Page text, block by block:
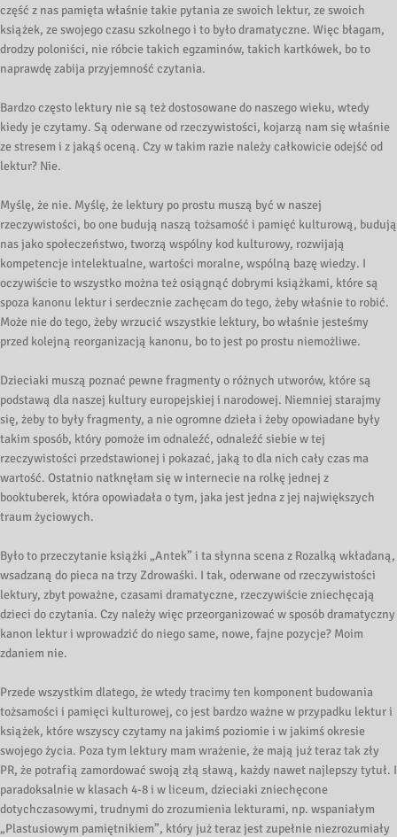
część z nas pamięta właśnie takie pytania ze swoich lektur, ze swoich
książek, ze swojego czasu szkolnego i to było dramatyczne. Więc błagam,
drodzy poloniści, nie róbcie takich egzaminów, takich kartkówek, bo to
naprawdę zabija przyjemność czytania.
Bardzo często lektury nie są też dostosowane do naszego wieku, wtedy
kiedy je czytamy. Są oderwane od rzeczywistości, kojarzą nam się właśnie
ze stresem i z jakąś oceną. Czy w takim razie należy całkowicie odejść od
lektur? Nie.
Myślę, że nie. Myślę, że lektury po prostu muszą być w naszej
rzeczywistości, bo one budują naszą tożsamość i pamięć kulturową, budują
nas jako społeczeństwo, tworzą wspólny kod kulturowy, rozwijają
kompetencje intelektualne, wartości moralne, wspólną bazę wiedzy. I
oczywiście to wszystko można też osiągnąć dobrymi książkami, które są
spoza kanonu lektur i serdecznie zachęcam do tego, żeby właśnie to robić.
Może nie do tego, żeby wrzucić wszystkie lektury, bo właśnie jesteśmy
przed kolejną reorganizacją kanonu, bo to jest po prostu niemożliwe.
Dzieciaki muszą poznać pewne fragmenty o różnych utworów, które są
podstawą dla naszej kultury europejskiej i narodowej. Niemniej starajmy
się, żeby to były fragmenty, a nie ogromne dzieła i żeby opowiadane były
takim sposób, który pomoże im odnaleźć, odnaleźć siebie w tej
rzeczywistości przedstawionej i pokazać, jaką to dla nich cały czas ma
wartość. Ostatnio natknęłam się w internecie na rolkę jednej z
booktuberek, która opowiadała o tym, jaka jest jedna z jej największych
traum życiowych.
Było to przeczytanie książki „Antek” i ta słynna scena z Rozalką wkładaną,
wsadzaną do pieca na trzy Zdrowaśki. I tak, oderwane od rzeczywistości
lektury, zbyt poważne, czasami dramatyczne, rzeczywiście zniechęcają
dzieci do czytania. Czy należy więc przeorganizować w sposób dramatyczny
kanon lektur i wprowadzić do niego same, nowe, fajne pozycje? Moim
zdaniem nie.
Przede wszystkim dlatego, że wtedy tracimy ten komponent budowania
tożsamości i pamięci kulturowej, co jest bardzo ważne w przypadku lektur i
książek, które wszyscy czytamy na jakimś poziomie i w jakimś okresie
swojego życia. Poza tym lektury mam wrażenie, że mają już teraz tak zły
PR, że potrafią zamordować swoją złą sławą, każdy nawet najlepszy tytuł. I
paradoksalnie w klasach 4-8 i w liceum, dzieciaki zniechęcone
dotychczasowymi, trudnymi do zrozumienia lekturami, np. wspaniałym
„Plastusiowym pamiętnikiem”, który już teraz jest zupełnie niezrozumiały